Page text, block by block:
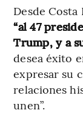
Desde
“al 47
Trump, y a
desea éxito
expresar su
relaciones
unen”.